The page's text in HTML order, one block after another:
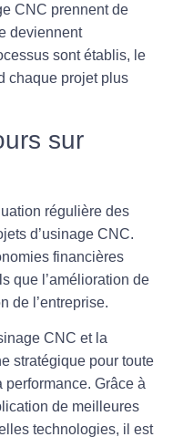
CNC prennent de
deviennent
sont établis, le
chaque projet plus
sur
régulière des
d’usinage CNC.
financières
que l’amélioration de
de l’entreprise.
CNC et la
stratégique pour toute
Grâce à
de meilleures
technologies, il est